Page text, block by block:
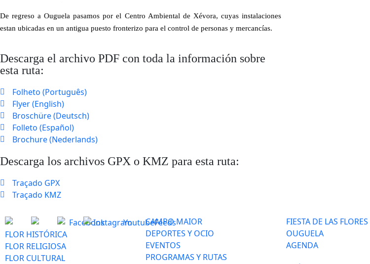
De regreso a Ouguela pasamos por el Centro Ambiental de Xévora, cuyas instalaciones
estan ubicadas en un antigua puesto fronterizo para el control de personas y mercancías.
Descarga el archivo PDF con toda la información sobre
esta ruta:
Folheto (Português)
Flyer (English)
Broschüre (Deutsch)
Folleto (Español)
Brochure (Nederlands)
Descarga los archivos GPX o KMZ para esta ruta:
Traçado GPX
Traçado KMZ
FLOR HISTÓRICA
FLOR RELIGIOSA
FLOR CULTURAL
CAMPO MAIOR
DEPORTES Y OCIO
EVENTOS
PROGRAMAS Y RUTAS
FIESTA DE LAS FLORES
OUGUELA
AGENDA